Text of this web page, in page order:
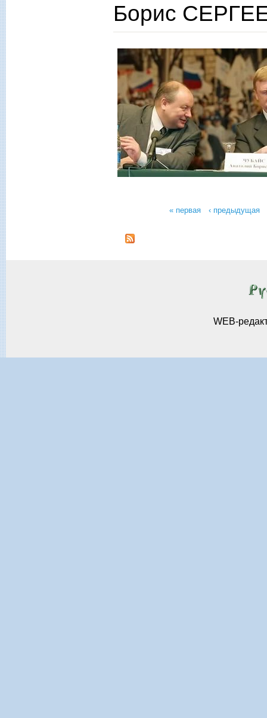
Борис
« первая ‹ предыдущая
WEB-